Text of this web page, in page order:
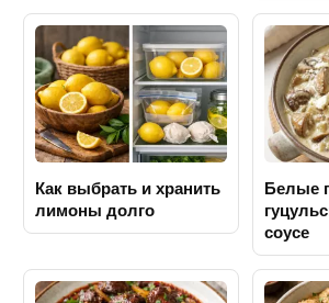
Как выбрать и хранить
лимоны долго
Белые
соусе